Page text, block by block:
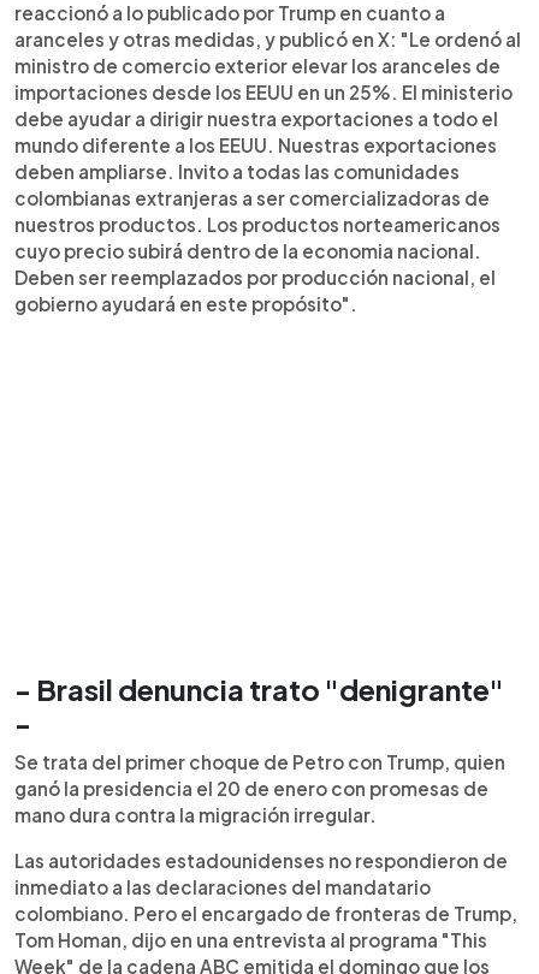
reaccionó a lo publicado por Trump en cuanto a
aranceles y otras medidas, y publicó en X: "Le ordenó al
ministro de comercio exterior elevar los aranceles de
importaciones desde los EEUU en un 25%. El ministerio
debe ayudar a dirigir nuestra exportaciones a todo el
mundo diferente a los EEUU. Nuestras exportaciones
deben ampliarse. Invito a todas las comunidades
colombianas extranjeras a ser comercializadoras de
nuestros productos. Los productos norteamericanos
cuyo precio subirá dentro de la economia nacional.
Deben ser reemplazados por producción nacional, el
gobierno ayudará en este propósito".
- Brasil denuncia trato "denigrante"
-
Se trata del primer choque de Petro con Trump, quien
ganó la presidencia el 20 de enero con promesas de
mano dura contra la migración irregular.
Las autoridades estadounidenses no respondieron de
inmediato a las declaraciones del mandatario
colombiano. Pero el encargado de fronteras de Trump,
Tom Homan, dijo en una entrevista al programa "This
Week" de la cadena ABC emitida el domingo que los